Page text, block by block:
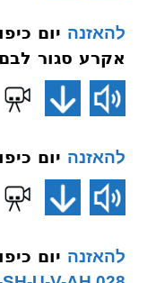
להאזנה
אקרע סגור
להאזנה יום כיפור 029 מהעלם
להאזנה יום כיפור 028 ת-ש-ו-ב-